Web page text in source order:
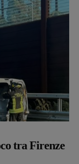
tra Firenze